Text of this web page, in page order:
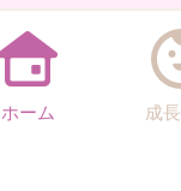
ホーム 成